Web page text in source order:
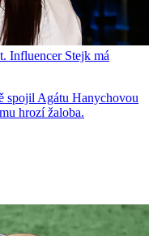
Influencer Stejk má
spojil Agátu Hanychovou
hrozí žaloba.